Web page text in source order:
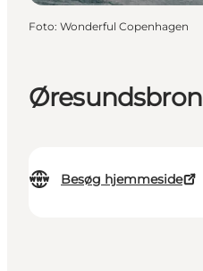
Øresundsbron
Besøg hjemmeside
Foto: Wonderful Copenhagen